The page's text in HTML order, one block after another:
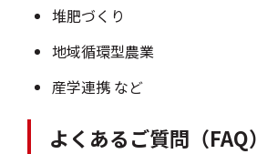
堆肥づくり
地域循環型農業
産学連携 など
よくあるご質問（FAQ）